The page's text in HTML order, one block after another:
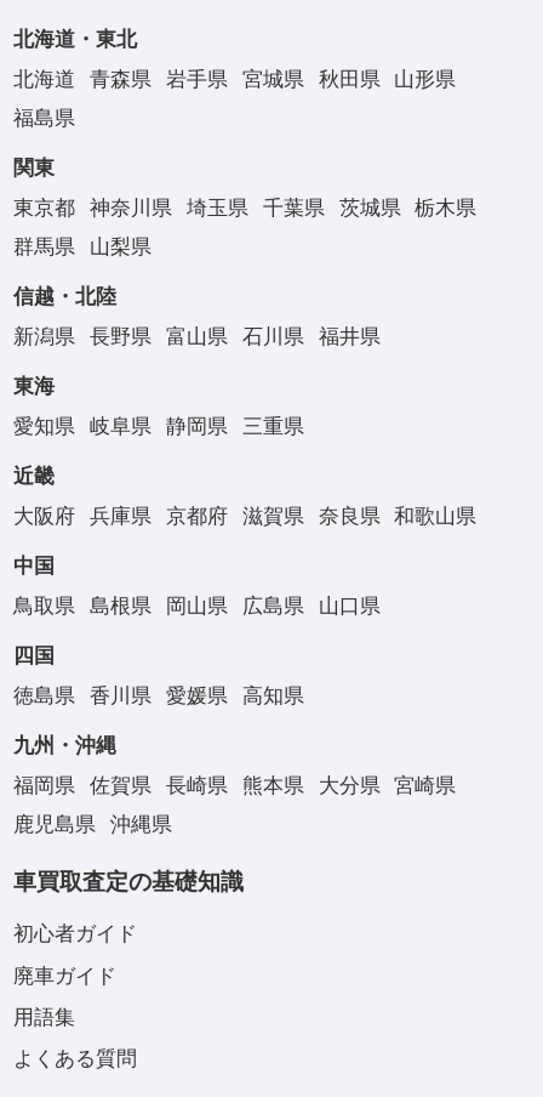
北海道・東北
北海道
青森県 岩手県 宮城県 秋田県
山形県
福島県
関東
東京都
神奈川県 埼玉県 千葉県 茨城県
栃木県
群馬県
山梨県
信越・北陸
新潟県
長野県 富山県 石川県 福井県
東海
愛知県
岐阜県 静岡県 三重県
近畿
大阪府
兵庫県 京都府 滋賀県 奈良県 和歌山県
中国
鳥取県
島根県 岡山県 広島県 山口県
四国
徳島県
香川県 愛媛県 高知県
九州・沖縄
福岡県
佐賀県 長崎県 熊本県 大分県
宮崎県
鹿児島県
沖縄県
車買取査定の基礎知識
初心者ガイド
廃車ガイド
用語集
よくある質問